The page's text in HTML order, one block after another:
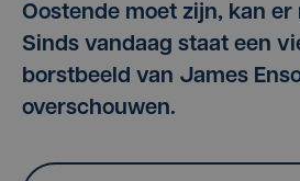
Oostende moet zijn, kan
Sinds vandaag staat een
borstbeeld van James
overschouwen.